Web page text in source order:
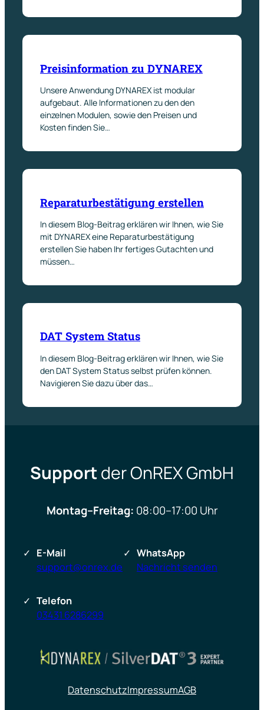
Preisinformation zu DYNAREX
Unsere Anwendung DYNAREX ist modular
aufgebaut. Alle Informationen zu den den
einzelnen Modulen, sowie den Preisen und
Kosten finden Sie…
Reparaturbestätigung erstellen
In diesem Blog-Beitrag erklären wir Ihnen, wie Sie
mit DYNAREX eine Reparaturbestätigung
erstellen Sie haben Ihr fertiges Gutachten und
müssen…
DAT System Status
In diesem Blog-Beitrag erklären wir Ihnen, wie Sie
den DAT System Status selbst prüfen können.
Navigieren Sie dazu über das…
Support der OnREX GmbH
Montag–Freitag: 08:00–17:00 Uhr
E-Mail
support@onrex.de
WhatsApp
Nachricht senden
Telefon
03431 6286299
DatenschutzImpressumAGB